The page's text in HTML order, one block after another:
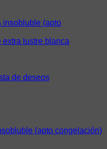
de deseos
(apto congelación)